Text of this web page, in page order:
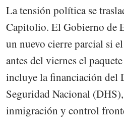
La tensión política se
Capitolio. El Gobierno de
un nuevo cierre parcial si
antes del viernes el
incluye la financiación del
Seguridad Nacional
inmigración y control